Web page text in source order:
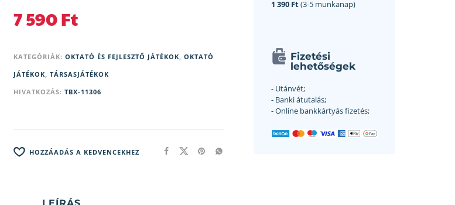
7 590Ft
KATEGÓRIÁK: OKTATÓ ÉS FEJLESZTŐ JÁTÉKOK, OKTATÓ
JÁTÉKOK, TÁRSASJÁTÉKOK
HIVATKOZÁS: TBX-11306
HOZZÁADÁS A KEDVENCEKHEZ
1 390 Ft(3-5 munkanap)
Fizetési
lehetőségek
- Utánvét;
- Banki átutalás;
- Online bankkártyás fizetés;